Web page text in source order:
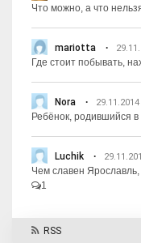
Что можно, а что
mariotta
Где стоит побывать,
Nora 29.11.2014
Ребёнок, родившийся
Luchik
Чем славен Ярославль,
1
RSS